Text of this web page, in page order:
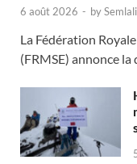
6 août 2026 - by
La Fédération
(FRMSE) annonce